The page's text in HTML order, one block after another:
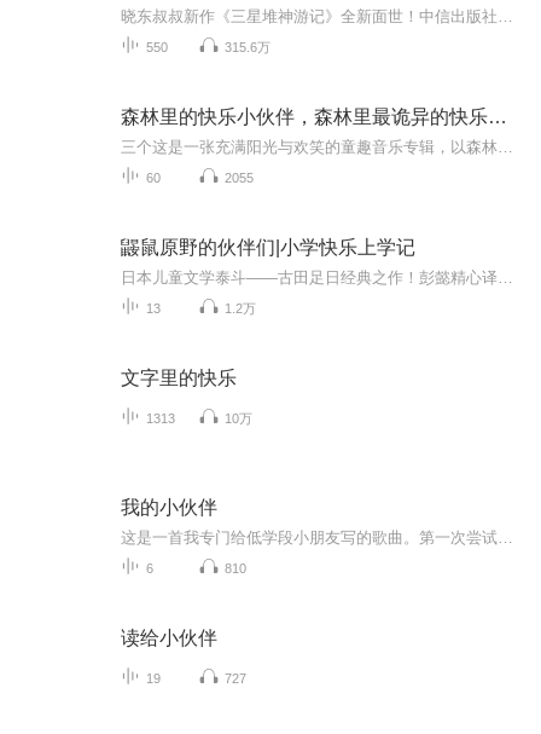
550 315.6万
森林里的快乐小伙伴，森林里最诡异的快乐真相
60 2055
鼹鼠原野的伙伴们|小学快乐上学记
13 1.2万
文字里的快乐
1313 10万
我的小伙伴
6 810
读给小伙伴
19 727